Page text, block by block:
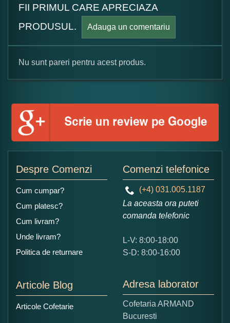
FII PRIMUL CARE APRECIAZA
PRODUSUL.
Adauga un comentariu
Formular pareri client
Numele dumneavoastra:
Ce nota acordati acestui produs?
5
Copiati alaturi numarul din imagine:
Nu sunt pareri pentru acest produs.
Despre Comenzi
Cum cumpar?
Cum platesc?
Cum livram?
Unde livram?
Politica de returnare
Articole Blog
Articole Cofetarie
Comenzi telefonice
(+4) 031.005.1187
La aceasta ora puteti
comanda telefonic
L-V: 8:00-18:00
S-D: 8:00-16:00
Adresa laborator
Cofetaria ARMAND
Bucuresti